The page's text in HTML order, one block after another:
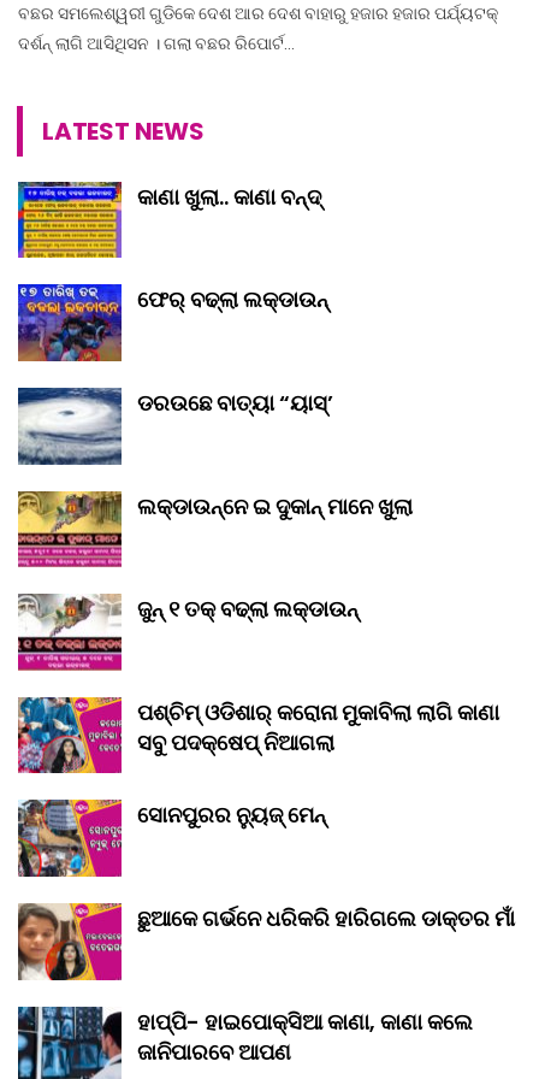
ବଛର ସମଲେଶ୍ୱରୀ ଗୁଡିକେ ଦେଶ ଆର ଦେଶ ବାହାରୁ ହଜାର ହଜାର ପର୍ଯ୍ୟଟକ୍‌
ଦର୍ଶନ୍‌ ଲାଗି ଆସିଥିସନ । ଗଲା ବଛର ରିପୋର୍ଟ…
LATEST NEWS
କାଣା ଖୁଲା.. କାଣା ବନ୍ଦ୍‌
ଫେର୍ ବଢ୍‌ଲା ଲକ୍‌ଡାଉନ୍‌
ଡରଉଛେ ବାତ୍ୟା “ୟାସ୍‌’
ଲକ୍‌ଡାଉନ୍‌ନେ ଇ ଦୁକାନ୍ ମାନେ ଖୁଲା
ଜୁନ୍ ୧ ତକ୍ ବଢ୍‌ଲା ଲକ୍‌ଡାଉନ୍‌
ପଶ୍ଚିମ୍ ଓଡିଶାର୍ କରୋନା ମୁକାବିଲା ଲାଗି କାଣା
ସବୁ ପଦକ୍ଷେପ୍ ନିଆଗଲା
ସୋନପୁରର ନ୍ୟୁଜ୍ ମେନ୍
ଛୁଆକେ ଗର୍ଭନେ ଧରିକରି ହାରିଗଲେ ଡାକ୍ତର ମାଁ
ହାପ୍ପି- ହାଇପୋକ୍ସିଆ କାଣା, କାଣା କଲେ
ଜାନିପାରବେ ଆପଣ